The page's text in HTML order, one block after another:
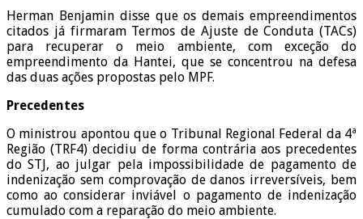
Herman Benjamin disse que os demais empreendimentos
citados já firmaram Termos de Ajuste de Conduta (TACs)
para recuperar o meio ambiente, com exceção do
empreendimento da Hantei, que se concentrou na defesa
das duas ações propostas pelo MPF.
Precedentes
O ministrou apontou que o Tribunal Regional Federal da 4ª
Região (TRF4) decidiu de forma contrária aos precedentes
do STJ, ao julgar pela impossibilidade de pagamento de
indenização sem comprovação de danos irreversíveis, bem
como ao considerar inviável o pagamento de indenização
cumulado com a reparação do meio ambiente.